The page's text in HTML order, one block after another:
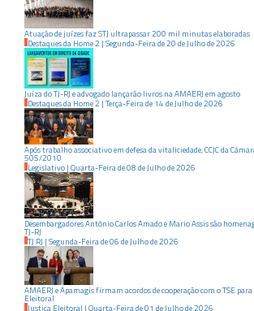
Atuação de juízes faz STJ ultrapassar 200 mil minutas elaboradas
Destaques da Home 2 | Segunda-Feirade20 deJulhode2026
Juíza do TJ-RJ e advogado lançarão livros na AMAERJ em agosto
Destaques da Home 2 | Terça-Feirade 14 deJulhode2026
Após trabalho associativo em defesa da vitaliciedade, CCJC da
505/2010
Legislativo | Quarta-Feirade08 deJulhode2026
Desembargadores Antônio Carlos Amado e Mario Assis são
TJ-RJ
TJ RJ | Segunda-Feirade06 de Julhode2026
AMAERJ e Apamagis firmam acordos de cooperação com o TSE
Eleitoral
Justiça Eleitoral | Quarta-Feirade01 de Julhode2026